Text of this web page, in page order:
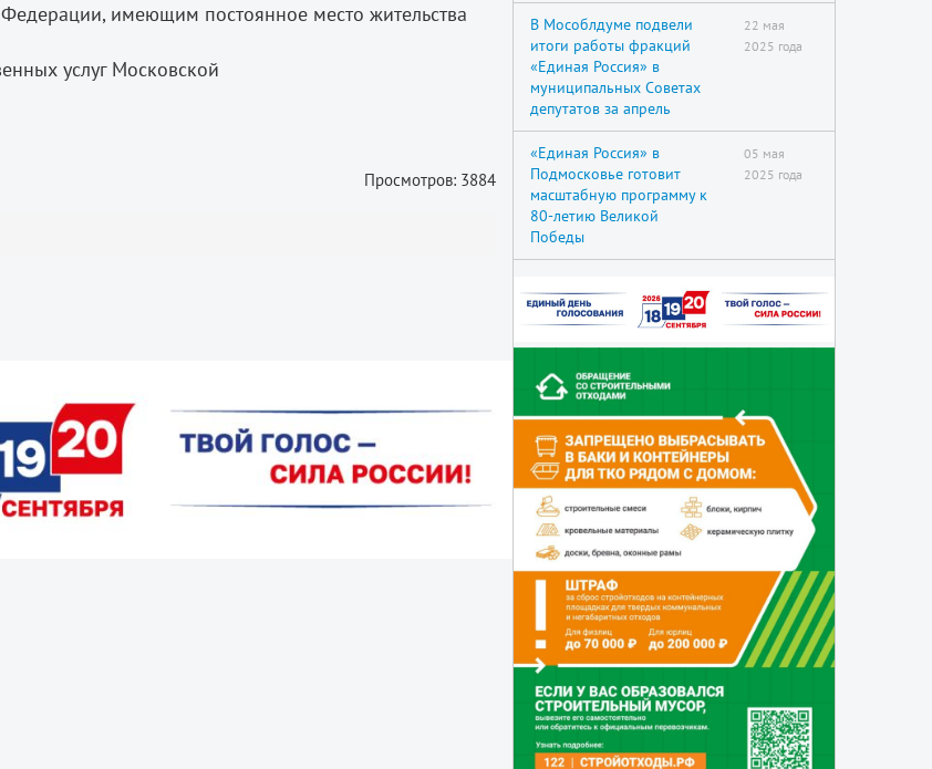
имеющим постоянное место жительства
услуг Московской
Просмотров: 3884
В Мособлдуме подвели
итоги работы фракций
«Единая Россия» в
муниципальных Советах
депутатов за апрель
22 мая
2025 года
«Единая Россия» в
Подмосковье готовит
масштабную программу к
80-летию Великой
Победы
05 мая
2025 года